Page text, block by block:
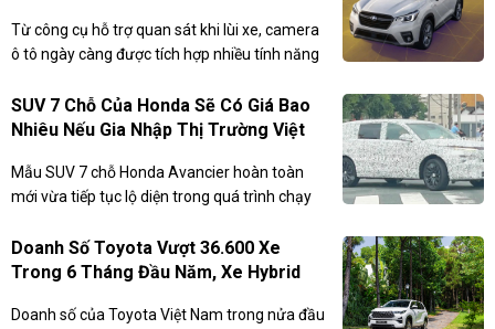
Từ công cụ hỗ trợ quan sát khi lùi xe, camera
ô tô ngày càng được tích hợp nhiều tính năng
giám sát người lái, đồng thời là nền tảng cho
các công nghệ hỗ trợ lái hiện đại.
SUV 7 Chỗ Của Honda Sẽ Có Giá Bao
Nhiêu Nếu Gia Nhập Thị Trường Việt
Fe?
Mẫu SUV 7 chỗ Honda Avancier hoàn toàn
mới vừa tiếp tục lộ diện trong quá trình chạy
Doanh Số Toyota Vượt 36.600 Xe
Trong 6 Tháng Đầu Năm, Xe Hybrid
Doanh số của Toyota Việt Nam trong nửa đầu